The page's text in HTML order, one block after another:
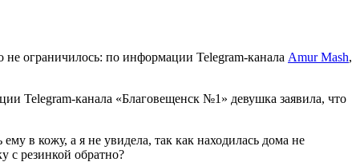
ограничилось: по информации Telegram-канала Amur Mash,
Telegram-канала «Благовещенск №1» девушка заявила, что
в кожу, а я не увидела, так как находилась дома не
с резинкой обратно?